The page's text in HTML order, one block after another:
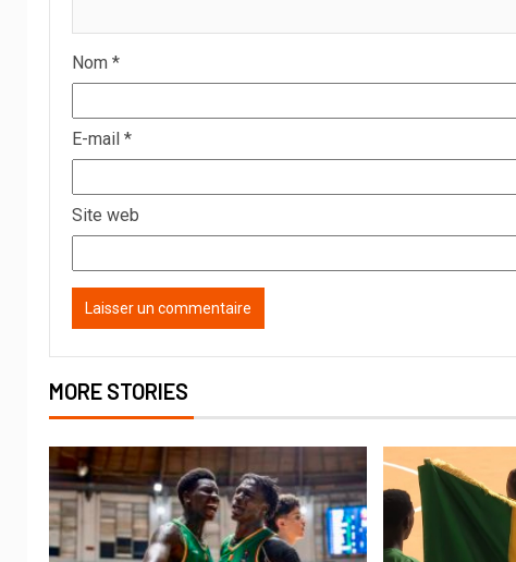
Nom *
E-mail *
Site web
MORE STORIES